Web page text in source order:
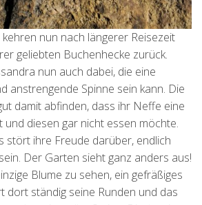
nun nach längerer Reisezeit
geliebten Buchenhecke zurück.
nun auch dabei, die eine
anstrengende Spinne sein kann. Die
damit abfinden, dass ihr Neffe eine
und diesen gar nicht essen möchte.
stört ihre Freude darüber, endlich
Der Garten sieht ganz anders aus!
Blume zu sehen, ein gefräßiges
dort ständig seine Runden und das